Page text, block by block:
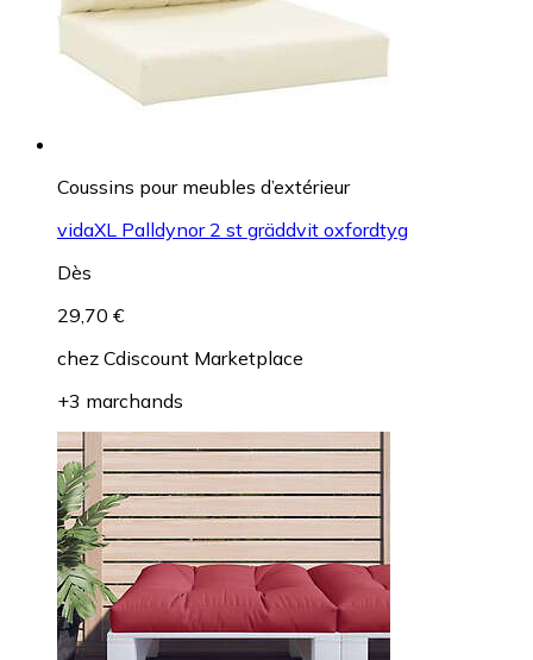
Coussins pour meubles d’extérieur
vidaXL Palldynor 2 st gräddvit oxfordtyg
Dès
29,70 €
chez Cdiscount Marketplace
+3 marchands